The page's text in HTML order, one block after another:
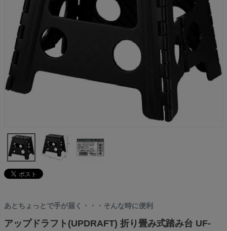
あとちょっとで手が届く・・・そんな時に便利
アップドラフト(UPDRAFT) 折り畳み式踏み台 UF-